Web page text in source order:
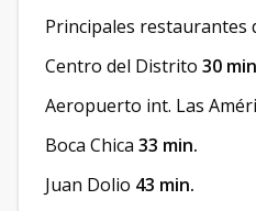
Principales restaurantes
Centro del Distrito 30
Aeropuerto int. Las
Boca Chica 33 min.
Juan Dolio 43 min.